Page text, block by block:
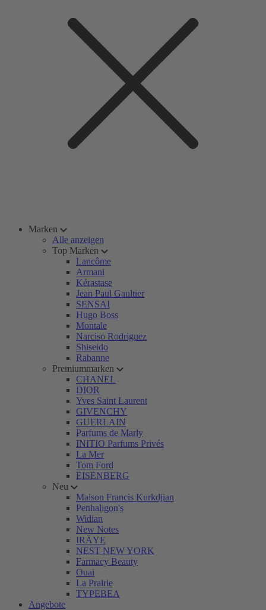
Marken
Alle anzeigen
Top Marken
Lancôme
Armani
Kérastase
Jean Paul Gaultier
SENSAI
Hugo Boss
Montale
Narciso Rodriguez
Shiseido
Rabanne
Premiummarken
CHANEL
DIOR
Yves Saint Laurent
GIVENCHY
GUERLAIN
Parfums de Marly
INITIO Parfums Privés
La Mer
Tom Ford
EISENBERG
Neu
Maison Francis Kurkdjian
Penhaligon's
Widian
New Notes
IRÄYE
NEST NEW YORK
Farmacy Beauty
Ouai
La Prairie
TYPEBEA
Angebote